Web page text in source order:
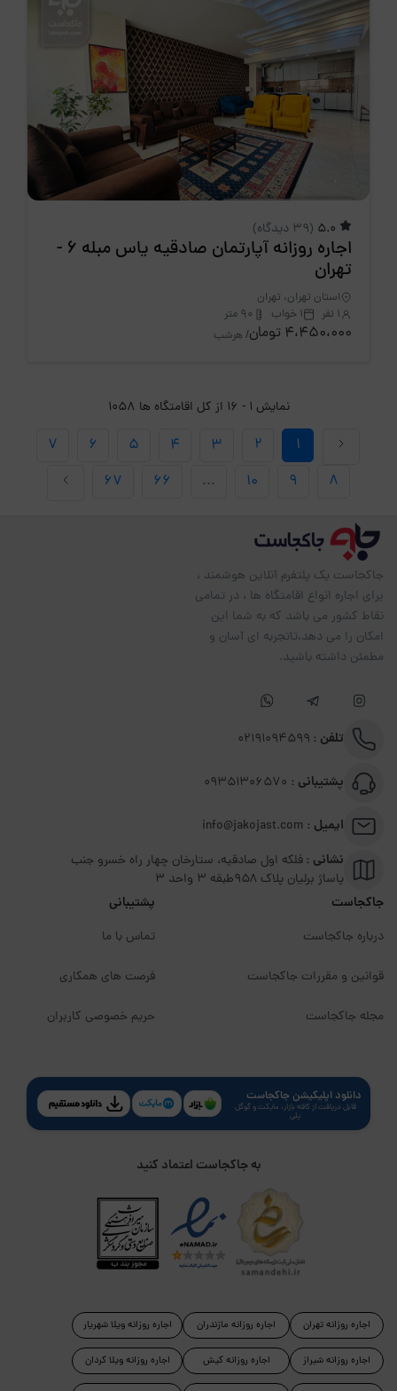
(39 دیدگاه)
اجاره روزانه آپارتمان صادقیه یاس مبله 6 -
تهران
استان تهران، تهران
1 نفر
1 خواب 90 متر
4،450،000 تومان / هرشب
نمایش 1 - 16 از کل اقامتگاه ها 1058
1
2
3
4
5
6
7
8
9
10
...
66
67
جاکجاست یک پلتفرم آنلاین هوشمند ،
برای اجاره انواع اقامتگاه ها ، در تمامی
نقاط کشور می باشد که به شما این
امکان را می دهد،تاتجربه ای آسان و
مطمئن داشته باشید.
تلفن : 02191094599
پشتیبانی :
ایمیل :
نشانی :فلکه اول صادقیه، ستارخان چهار راه خسرو جنب
پاساژ برلیان پلاک ۹۵۸طبقه 3 واحد 3
جاکجاست
درباره جاکجاست
قوانین و مقررات جاکجاست
مجله جاکجاست
پشتیبانی
تماس با ما
فرصت های همکاری
حریم خصوصی کاربران
دانلود اپلیکیشن جاکجاست
قابل دریافت از کافه بازار، مایکت و گوگل
پلی
به جاکجاست اعتماد کنید
اجاره روزانه تهران
اجاره روزانه شیراز
اجاره روزانه مازندران
اجاره روزانه کیش
اجاره روزانه ویلا شهریار
اجاره روزانه ویلا کردان